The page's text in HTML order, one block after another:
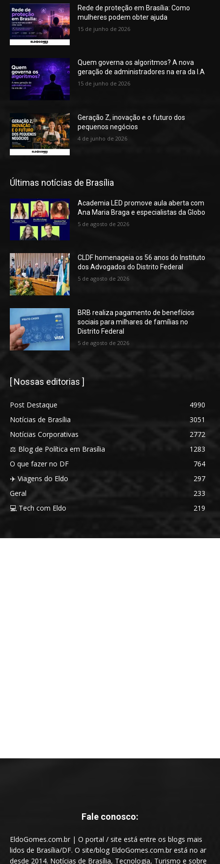
Rede de proteção em Brasília: Como
mulheres podem obter ajuda
15 de junho de 2026
Quem governa os algoritmos? A nova
geração de administradores na era da I.A
15 de junho de 2026
Geração Z, inovação e o futuro dos
pequenos negócios
4 de junho de 2026
Últimas notícias de Brasília
Academia LED promove aula aberta com
Ana Maria Braga e especialistas da Globo
5 de agosto de 2026
CLDF homenageia os 56 anos do Instituto
dos Advogados do Distrito Federal
5 de agosto de 2026
BRB realiza pagamento de benefícios
sociais para milhares de famílias no
Distrito Federal
5 de agosto de 2026
[ Nossas editorias ]
Post Destaque
4990
Notícias de Brasília
3051
Notícias Corporativas
2772
⚖️ Blog de Política em Brasília
1283
O que fazer no DF
764
✈️ Viagens do Eldo
297
Geral
233
💻 Tech com Eldo
219
Fale conosco:
EldoGomes.com.br | O portal / site está entre os blogs mais
lidos de Brasília/DF. O site/blog EldoGomes.com.br está no ar
desde 2014. Notícias de Brasília, Tecnologia, Turismo e sobre